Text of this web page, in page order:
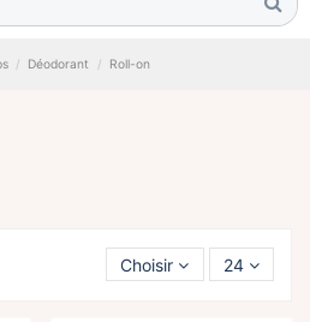
Déodorant Roll-on
Choisir 24